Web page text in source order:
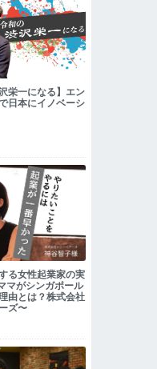
栄一になる】エン
日本にイノベーシ
る女性起業家の実
マがシンガポール
由とは？株式会社
ズ〜